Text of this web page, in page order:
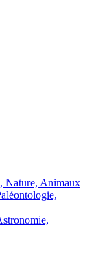
Nature, Animaux